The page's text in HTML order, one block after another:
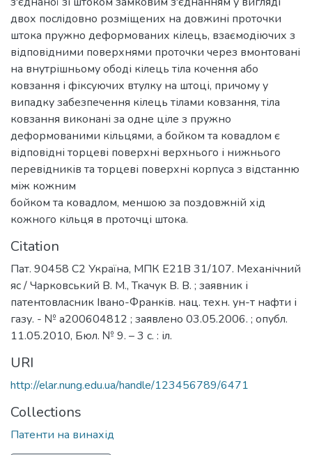
двох послідовно розміщених на довжині проточки
штока пружно деформованих кілець, взаємодіючих з
відповідними поверхнями проточки через вмонтовані
на внутрішньому ободі кілець тіла кочення або
ковзання і фіксуючих втулку на штоці, причому у
випадку забезпечення кілець тілами ковзання, тіла
ковзання виконані за одне ціле з пружно
деформованими кільцями, а бойком та ковадлом є
відповідні торцеві поверхні верхнього і нижнього
перевідників та торцеві поверхні корпуса з відстанню
між кожним
бойком та ковадлом, меншою за поздовжній хід
кожного кільця в проточці штока.
Citation
Пат. 90458 С2 Україна, МПК E21B 31/107. Механічний
яс / Чарковський В. М., Ткачук В. В. ; заявник і
патентовласник Івано-Франків. нац. техн. ун-т нафти і
газу. - № а200604812 ; заявлено 03.05.2006. ; опубл.
11.05.2010, Бюл. № 9. – 3 с. : іл.
URI
http://elar.nung.edu.ua/handle/123456789/6471
Collections
Патенти на винахід